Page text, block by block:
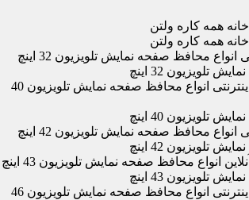
انواع محافظ صفحه نمایش تلویزیون 32 اینچ
تلویزیون 32 اینچ
قیمت و خرید اینترنتی انواع محافظ صفحه نمایش تلویزیون 40
تلویزیون 40 اینچ
انواع محافظ صفحه نمایش تلویزیون 42 اینچ
تلویزیون 42 اینچ
انواع محافظ صفحه نمایش تلویزیون 43 اینچ
تلویزیون 43 اینچ
قیمت و خرید اینترنتی انواع محافظ صفحه نمایش تلویزیون 46